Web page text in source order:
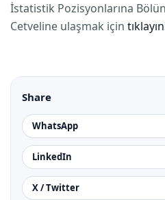
İstatistik Pozisyonlarına
Cetveline ulaşmak için
Share
WhatsApp
LinkedIn
X / Twitter